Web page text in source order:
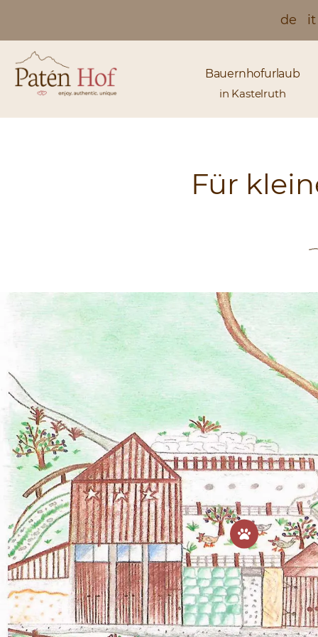
de it
Bauernhofurlaub
in Kastelruth
Für